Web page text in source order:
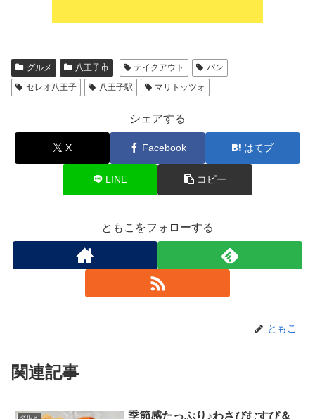
グルメ 八王子市 テイクアウト
パン
セレオ八王子
八王子駅 マリトッツォ
シェアする
X Facebook はてブ
LINE コピー
ともこをフォローする
ともこ
関連記事
グルメ 季節感たっぷり♪わさびむすび＆